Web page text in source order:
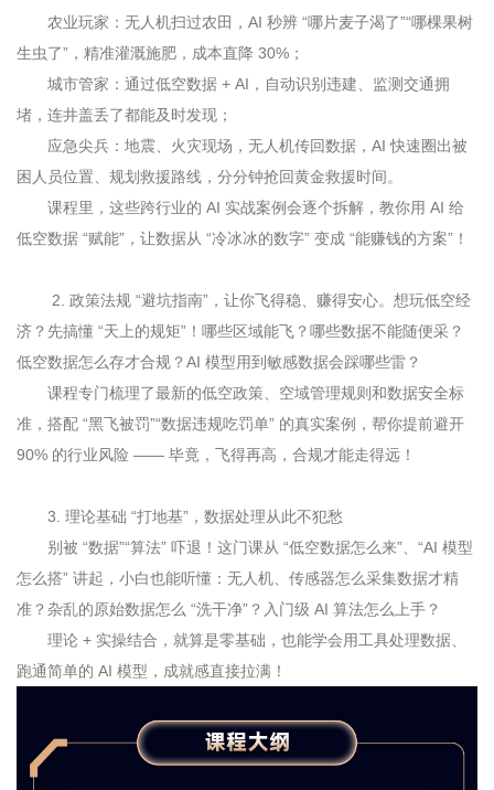
农业玩家：无人机扫过农田，AI 秒辨 “哪片麦子渴了”“哪棵果树
生虫了”，精准灌溉施肥，成本直降 30%；
城市管家：通过低空数据 + AI ，自动识别违建、监测交通拥
堵，连井盖丢了都能及时发现；
应急尖兵：地震、火灾现场，无人机传回数据， AI快速圈出被
困人员位置、规划救援路线，分分钟抢回黄金救援时间。
课程里，这些跨行业的 AI 实战案例会逐个拆解，教你用 AI 给
低空数据 “赋能”，让数据从 “冷冰冰的数字” 变成 “能赚钱的方案”！
2. 政策法规 “避坑指南”，让你飞得稳、赚得安心。想玩低空经
济？先搞懂 “天上的规矩”！哪些区域能飞？哪些数据不能随便采？
低空数据怎么存才合规？AI 模型用到敏感数据会踩哪些雷？
课程专门梳理了最新的低空政策、空域管理规则和数据安全标
准，搭配 “黑飞被罚”“数据违规吃罚单” 的真实案例，帮你提前避开
90% 的行业风险 —— 毕竟，飞得再高，合规才能走得远！
3. 理论基础 “打地基”，数据处理从此不犯愁
别被 “数据”“算法” 吓退！这门课从 “低空数据怎么来”、“AI 模型
怎么搭” 讲起，小白也能听懂：无人机、传感器怎么采集数据才精
准？杂乱的原始数据怎么 “洗干净”？入门级 AI 算法怎么上手？
理论 + 实操结合，就算是零基础，也能学会用工具处理数据、
跑通简单的 AI 模型，成就感直接拉满！